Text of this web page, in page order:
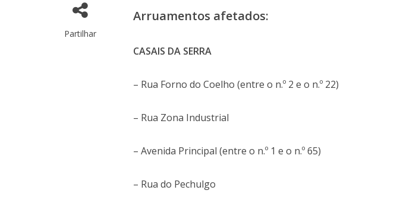
Partilhar
Arruamentos afetados:
CASAIS DA SERRA
– Rua Forno do Coelho (entre o n.º 2 e o n.º 22)
– Rua Zona Industrial
– Avenida Principal (entre o n.º 1 e o n.º 65)
– Rua do Pechulgo